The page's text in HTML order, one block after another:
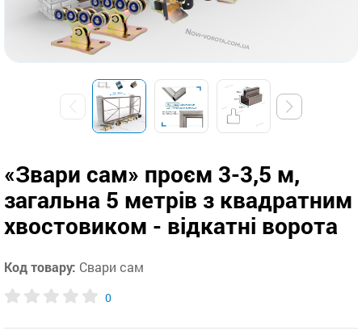
«Звари сам» проєм 3-3,5 м,
загальна 5 метрів з квадратним
хвостовиком - відкатні ворота
Код товару: Свари сам
0